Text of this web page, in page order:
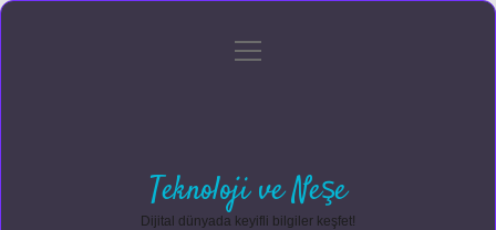
Gizlilik Politikası
menüyü
Teknoloji ve Neşe
Dijital dünyada keyifli bilgiler keşfet!